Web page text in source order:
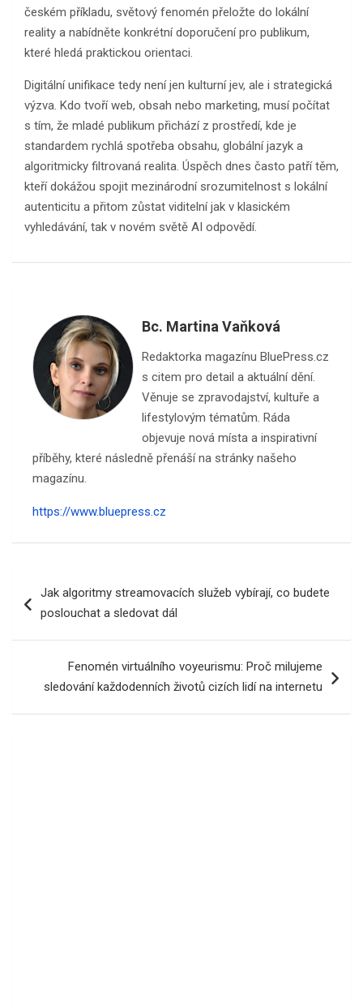
českém příkladu, světový fenomén přeložte do lokální
reality a nabídněte konkrétní doporučení pro publikum,
které hledá praktickou orientaci.
Digitální unifikace tedy není jen kulturní jev, ale i strategická
výzva. Kdo tvoří web, obsah nebo marketing, musí počítat
s tím, že mladé publikum přichází z prostředí, kde je
standardem rychlá spotřeba obsahu, globální jazyk a
algoritmicky filtrovaná realita. Úspěch dnes často patří těm,
kteří dokážou spojit mezinárodní srozumitelnost s lokální
autenticitu a přitom zůstat viditelní jak v klasickém
vyhledávání, tak v novém světě AI odpovědí.
Bc. Martina Vaňková
Redaktorka magazínu BluePress.cz
s citem pro detail a aktuální dění.
Věnuje se zpravodajství, kultuře a
lifestylovým tématům. Ráda
objevuje nová místa a inspirativní
příběhy, které následně přenáší na stránky našeho
magazínu.
https://www.bluepress.cz
proJak algoritmy streamovacích služeb vybírají, co budete
poslouchat a sledovat dál
Fenomén virtuálního voyeurismu: Proč milujeme
sledování každodenních životů cizích lidí na internetu